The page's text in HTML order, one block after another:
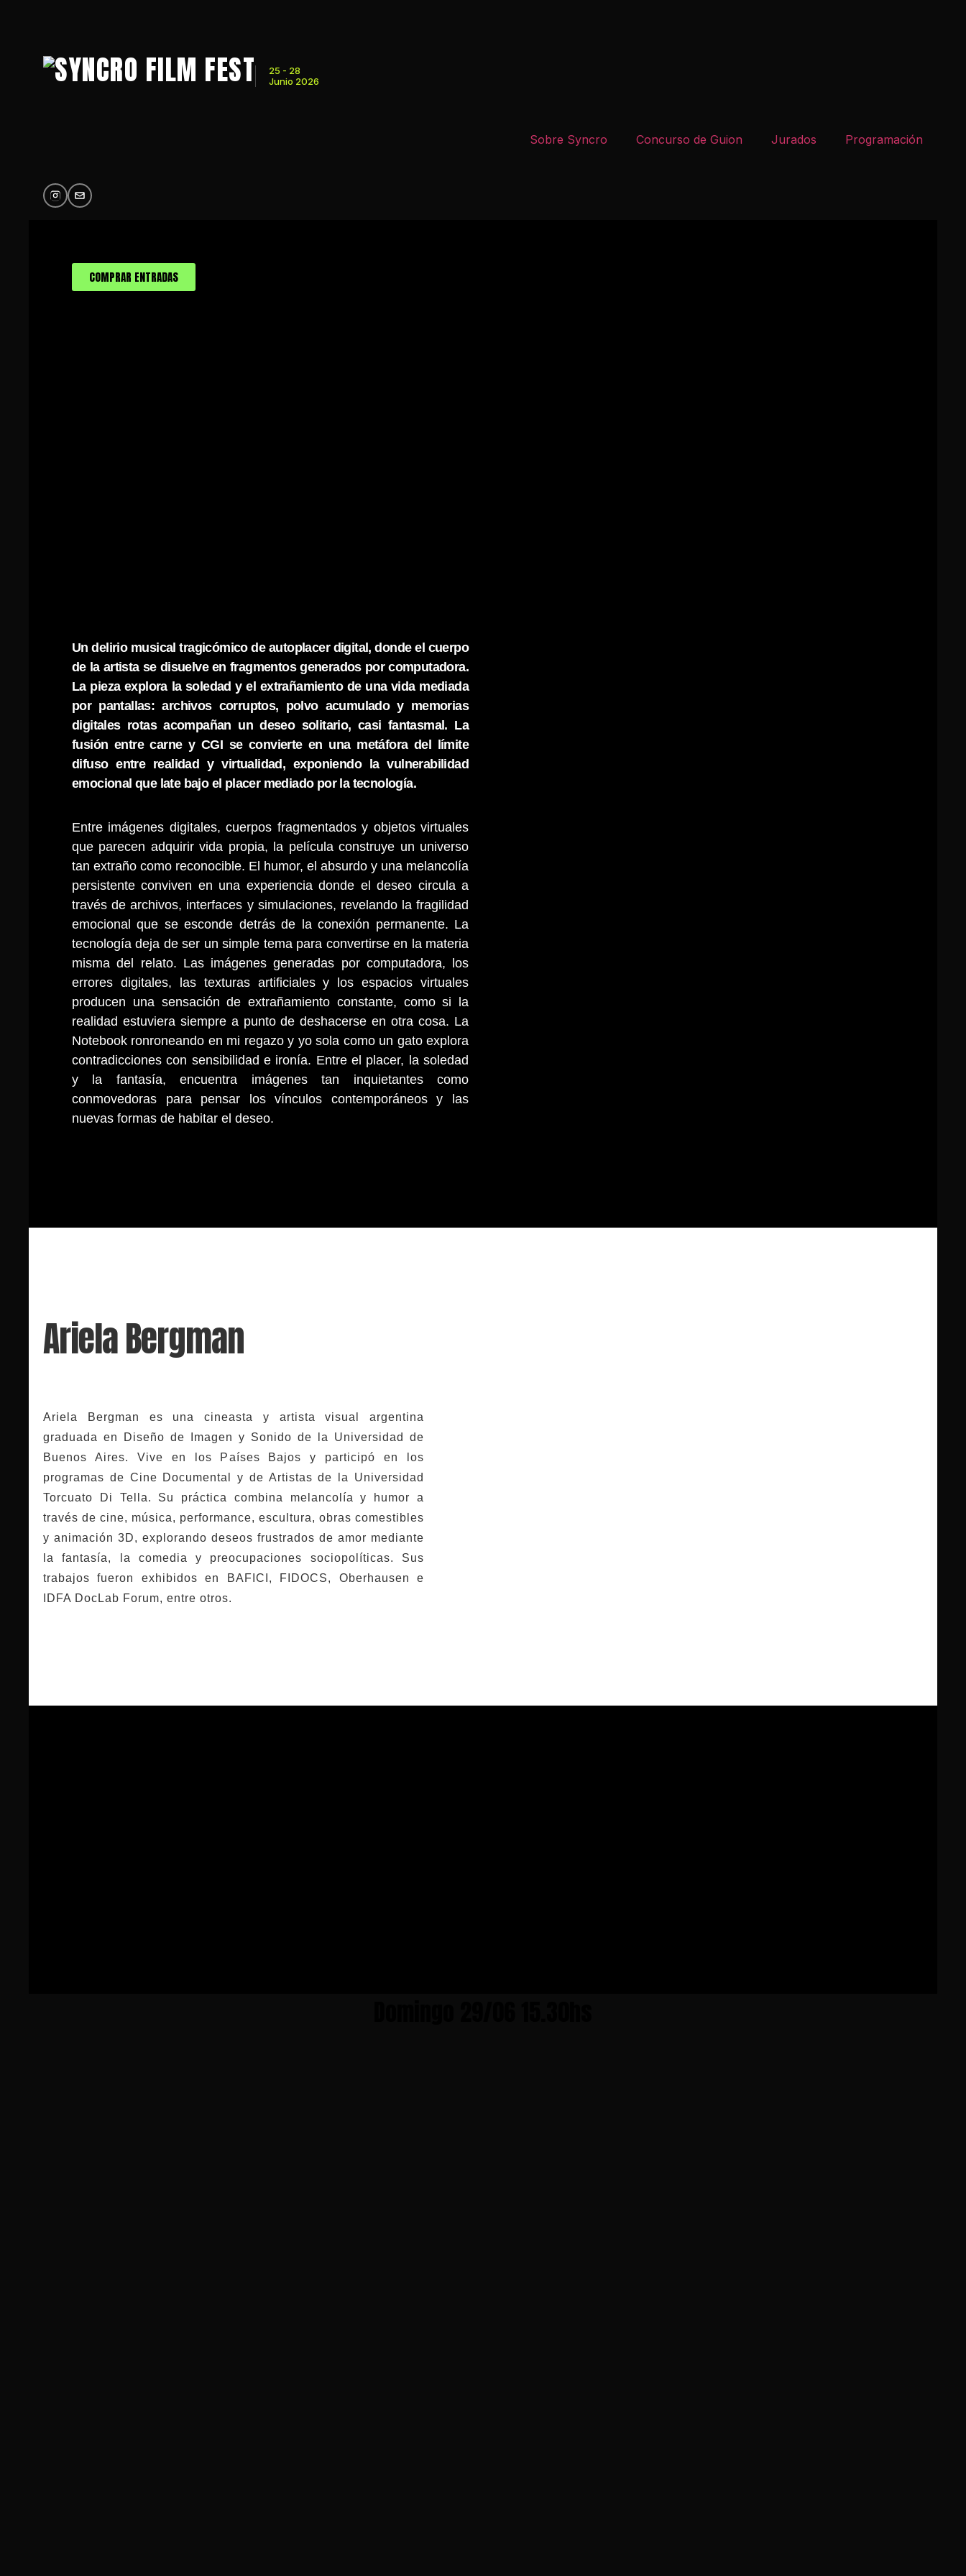
25 - 28
Junio 2026
Sobre Syncro Concurso de Guion Jurados Programación
COMPRAR ENTRADAS
Un delirio musical tragicómico de autoplacer digital, donde el cuerpo
de la artista se disuelve en fragmentos generados por computadora.
La pieza explora la soledad y el extrañamiento de una vida mediada
por pantallas: archivos corruptos, polvo acumulado y memorias
digitales rotas acompañan un deseo solitario, casi fantasmal. La
fusión entre carne y CGI se convierte en una metáfora del límite
difuso entre realidad y virtualidad, exponiendo la vulnerabilidad
emocional que late bajo el placer mediado por la tecnología.
Entre imágenes digitales, cuerpos fragmentados y objetos virtuales
que parecen adquirir vida propia, la película construye un universo
tan extraño como reconocible. El humor, el absurdo y una melancolía
persistente conviven en una experiencia donde el deseo circula a
través de archivos, interfaces y simulaciones, revelando la fragilidad
emocional que se esconde detrás de la conexión permanente. La
tecnología deja de ser un simple tema para convertirse en la materia
misma del relato. Las imágenes generadas por computadora, los
errores digitales, las texturas artificiales y los espacios virtuales
producen una sensación de extrañamiento constante, como si la
realidad estuviera siempre a punto de deshacerse en otra cosa. La
Notebook ronroneando en mi regazo y yo sola como un gato explora
contradicciones con sensibilidad e ironía. Entre el placer, la soledad
y la fantasía, encuentra imágenes tan inquietantes como
conmovedoras para pensar los vínculos contemporáneos y las
nuevas formas de habitar el deseo.
Ariela Bergman
Ariela Bergman es una cineasta y artista visual argentina
graduada en Diseño de Imagen y Sonido de la Universidad de
Buenos Aires. Vive en los Países Bajos y participó en los
programas de Cine Documental y de Artistas de la Universidad
Torcuato Di Tella. Su práctica combina melancolía y humor a
través de cine, música, performance, escultura, obras comestibles
y animación 3D, explorando deseos frustrados de amor mediante
la fantasía, la comedia y preocupaciones sociopolíticas. Sus
trabajos fueron exhibidos en BAFICI, FIDOCS, Oberhausen e
IDFA DocLab Forum, entre otros.